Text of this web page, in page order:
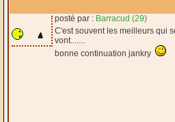
posté par : Barracud (29)
C'est souvent les meilleurs qui
vont.......
bonne continuation jankry